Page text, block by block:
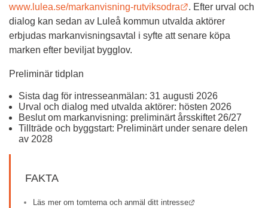
www.lulea.se/markanvisning-rutviksodra
Länk till annan
. Efter urval och
dialog kan sedan av Luleå kommun utvalda aktörer
erbjudas markanvisningsavtal i syfte att senare köpa
marken efter beviljat bygglov.
Preliminär tidplan
Sista dag för intresseanmälan: 31 augusti 2026
Urval och dialog med utvalda aktörer: hösten 2026
Beslut om markanvisning: preliminärt årsskiftet 26/27
Tillträde och byggstart: Preliminärt under senare delen
av 2028
FAKTA
Läs mer om tomterna och anmäl ditt intresse
Länk till annan